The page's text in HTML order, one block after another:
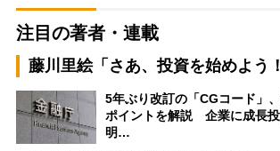
注目の著者・連載
藤川里絵「さあ、投資を始めよう
5年ぶり改訂の「CGコード」
ポイントを解説 企業に成長
明…